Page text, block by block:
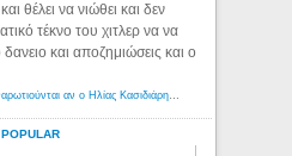
POPULAR
θέλει να νιώθει και δεν
τέκνο του χιτλερ να να
δανειο και αποζημιώσεις και ο
Αμερικανοί ρατσιστές αναρωτιούνται αν ο Ηλίας Κασιδιάρης ανήκει στη λευκή φυλή... - Λόγιος Ερμής